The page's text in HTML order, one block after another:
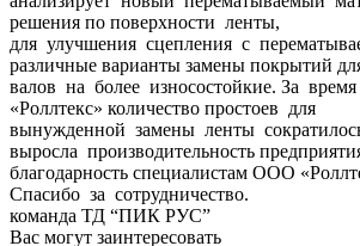
решения по поверхности ленты,
для улучшения сцепления с
различные варианты замены покрытий
валов на более износостойкие. За
«Роллтекс» количество простоев для
вынужденной замены ленты
выросла производительность
благодарность специалистам ООО
Спасибо за сотрудничество.
команда ТД “ПИК РУС”
Вас могут заинтересовать